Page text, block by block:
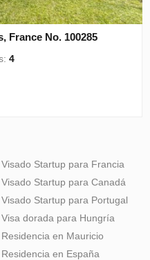
France No. 100285
4
Visado Startup para Francia
Visado Startup para Canadá
Visado Startup para Portugal
Visa dorada para Hungría
Residencia en Mauricio
Residencia en España